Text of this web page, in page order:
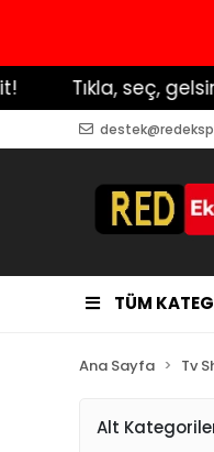
seç, gelsin! Bu
TÜM
Ana Sayfa Tv
Alt